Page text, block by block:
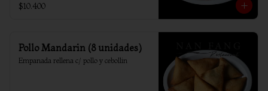
$10.400
Pollo Mandarin (8 unidades)
Empanada rellena c/ pollo y cebollin